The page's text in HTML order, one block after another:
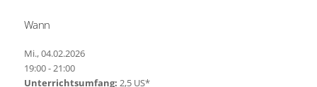
Wann
Mi., 04.02.2026
19:00 - 21:00
Unterrichtsumfang: 2,5 US*